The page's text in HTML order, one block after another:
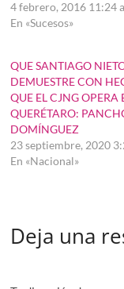
4 febrero, 2016 11:24
En «Sucesos»
QUE SANTIAGO
DEMUESTRE CON
QUE EL CJNG OPERA
QUERÉTARO:
DOMÍNGUEZ
23 septiembre, 2020
En «Nacional»
Deja una